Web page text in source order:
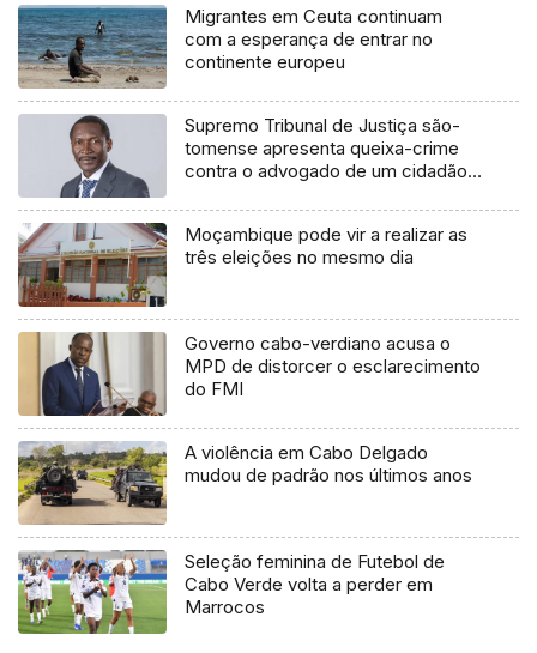
Migrantes em Ceuta continuam
com a esperança de entrar no
continente europeu
Supremo Tribunal de Justiça são-
tomense apresenta queixa-crime
contra o advogado de um cidadão
Moçambique pode vir a realizar as
três eleições no mesmo dia
Governo cabo-verdiano acusa o
MPD de distorcer o esclarecimento
do FMI
A violência em Cabo Delgado
mudou de padrão nos últimos anos
Seleção feminina de Futebol de
Cabo Verde volta a perder em
Marrocos